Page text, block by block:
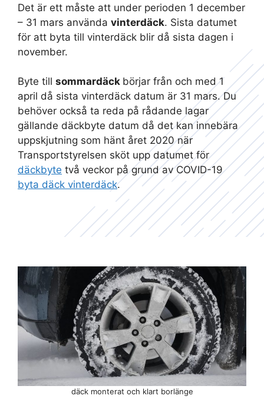
Det är ett måste att under perioden 1 december
– 31 mars använda vinterdäck. Sista datumet
för att byta till vinterdäck blir då sista dagen i
november.
Byte till sommardäck börjar från och med 1
april då sista vinterdäck datum är 31 mars. Du
behöver också ta reda på rådande lagar
gällande däckbyte datum då det kan innebära
uppskjutning som hänt året 2020 när
Transportstyrelsen sköt upp datumet för
däckbyte två veckor på grund av COVID-19
byta däck vinterdäck.
däck monterat och klart borlänge